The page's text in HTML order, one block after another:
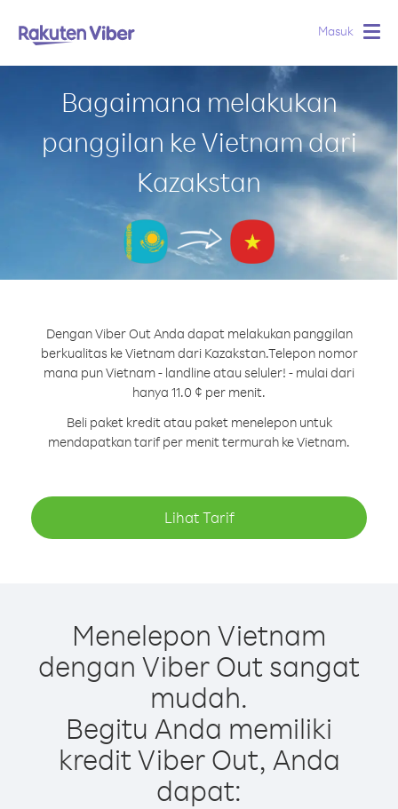
Masuk
Bagaimana melakukan
panggilan ke Vietnam dari
Kazakstan
Dengan Viber Out Anda dapat melakukan panggilan
berkualitas ke Vietnam dari Kazakstan.Telepon nomor
mana pun Vietnam - landline atau seluler! - mulai dari
hanya 11.0 ¢ per menit.
Beli paket kredit atau paket menelepon untuk
mendapatkan tarif per menit termurah ke Vietnam.
Lihat Tarif
Menelepon Vietnam
dengan Viber Out sangat
mudah.
Begitu Anda memiliki
kredit Viber Out, Anda
dapat: